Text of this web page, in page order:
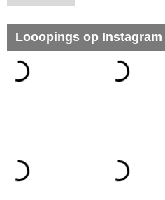
Looopings op Instagram